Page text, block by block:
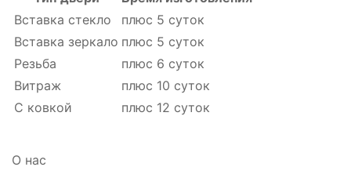
Вставка стекло
плюс 5 суток
Вставка зеркало плюс 5 суток
Резьба
плюс 6 суток
Витраж
плюс 10 суток
С ковкой
плюс 12 суток
О нас